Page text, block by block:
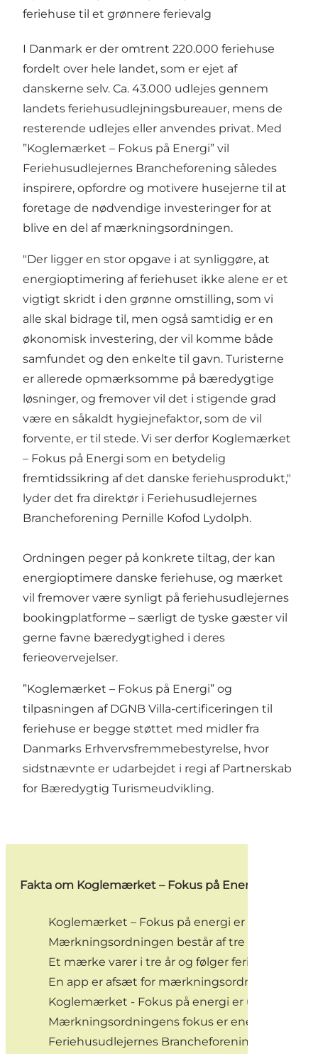
feriehuse til et grønnere ferievalg
I Danmark er der omtrent 220.000 feriehuse
fordelt over hele landet, som er ejet af
danskerne selv. Ca. 43.000 udlejes gennem
landets feriehusudlejningsbureauer, mens de
resterende udlejes eller anvendes privat. Med
”Koglemærket – Fokus på Energi” vil
Feriehusudlejernes Brancheforening således
inspirere, opfordre og motivere husejerne til at
foretage de nødvendige investeringer for at
blive en del af mærkningsordningen.
"Der ligger en stor opgave i at synliggøre, at
energioptimering af feriehuset ikke alene er et
vigtigt skridt i den grønne omstilling, som vi
alle skal bidrage til, men også samtidig er en
økonomisk investering, der vil komme både
samfundet og den enkelte til gavn. Turisterne
er allerede opmærksomme på bæredygtige
løsninger, og fremover vil det i stigende grad
være en såkaldt hygiejnefaktor, som de vil
forvente, er til stede. Vi ser derfor Koglemærket
– Fokus på Energi som en betydelig
fremtidssikring af det danske feriehusprodukt,"
lyder det fra direktør i Feriehusudlejernes
Brancheforening Pernille Kofod Lydolph.
Ordningen peger på konkrete tiltag, der kan
energioptimere danske feriehuse, og mærket
vil fremover være synligt på feriehusudlejernes
bookingplatforme – særligt de tyske gæster vil
gerne favne bæredygtighed i deres
ferieovervejelser.
”Koglemærket – Fokus på Energi” og
tilpasningen af DGNB Villa-certificeringen til
feriehuse er begge støttet med midler fra
Danmarks Erhvervsfremmebestyrelse, hvor
sidstnævnte er udarbejdet i regi af Partnerskab
for Bæredygtig Turismeudvikling.
Fakta om Koglemærket – Fokus på Energi
Koglemærket – Fokus på energi er en
Mærkningsordningen består af tre niveauer:
Et mærke varer i tre år og følger feriehuset.
En app er afsæt for mærkningsordningen. Her
Koglemærket - Fokus på energi er udviklet af
Mærkningsordningens fokus er
Feriehusudlejernes Brancheforening ejer og